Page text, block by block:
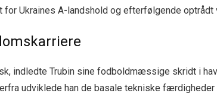
Ukraines A-landshold og efterfølgende optrådt
indledte Trubin sine fodboldmæssige skridt i
udviklede han de basale tekniske